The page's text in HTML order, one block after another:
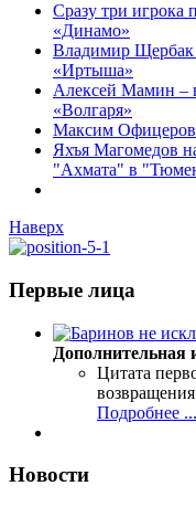
Сразу три игрока
«Динамо»
Владимир Щербак
«Иртыша»
Алексей Мамин –
«Волгаря»
Максим Офицеров
Яхъя Магомедов
"Ахмата" в
Наверх
Первые лица
Дополнительная
Цитата
Подробнее ...
Новости